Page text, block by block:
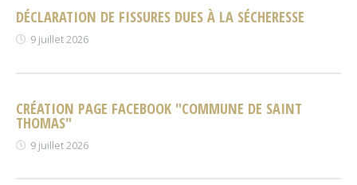
DÉCLARATION DE FISSURES DUES À LA SÉCHERESSE
9 juillet 2026
CRÉATION PAGE FACEBOOK "COMMUNE DE SAINT
THOMAS"
9 juillet 2026